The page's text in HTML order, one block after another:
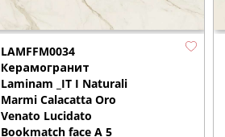
LAMFFM0034
Керамогранит
Laminam _IT I Naturali
Marmi Calacatta Oro
Venato Lucidato
Bookmatch face A 5